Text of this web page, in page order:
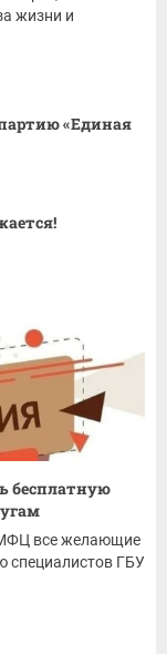
жизни и
«Единая
бесплатную
МФЦ все желающие
специалистов ГБУ